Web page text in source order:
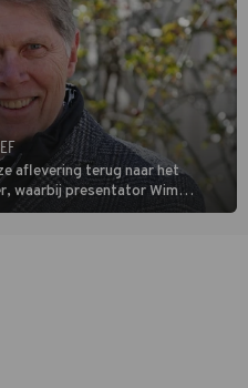
aflevering terug naar het
waarbij presentator Wim
door de tijd aan de hand van